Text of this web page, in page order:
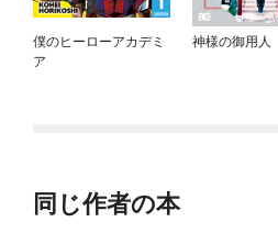
僕のヒーローアカデミ
ア
神様の御用人
同じ作者の本